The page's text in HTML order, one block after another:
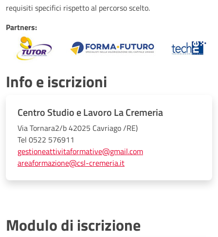
requisiti specifici rispetto al percorso scelto.
Partners:
Info e iscrizioni
Centro Studio e Lavoro La Cremeria
Via Tornara2/b 42025 Cavriago /RE)
Tel 0522 576911
gestioneattivitaformative@gmail.com
areaformazione@csl-cremeria.it
Modulo di iscrizione